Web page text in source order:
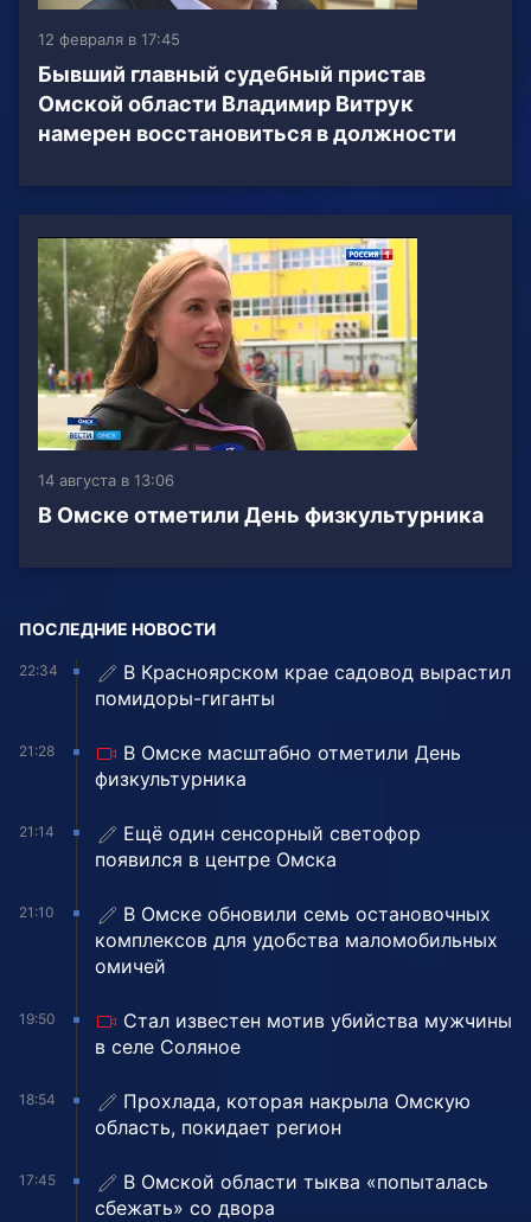
12 февраля в 17:45
Бывший главный судебный пристав
Омской области Владимир Витрук
намерен восстановиться в должности
14 августа в 13:06
В Омске отметили День физкультурника
ПОСЛЕДНИЕ НОВОСТИ
22:34
В Красноярском крае садовод вырастил
помидоры-гиганты
21:28
В Омске масштабно отметили День
физкультурника
21:14
Ещё один сенсорный светофор
появился в центре Омска
21:10
В Омске обновили семь остановочных
комплексов для удобства маломобильных
омичей
19:50
Стал известен мотив убийства мужчины
в селе Соляное
18:54
Прохлада, которая накрыла Омскую
область, покидает регион
17:45
В Омской области тыква «попыталась
сбежать» со двора